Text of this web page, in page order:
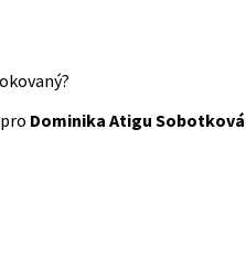
Dominika Atigu Sobotková